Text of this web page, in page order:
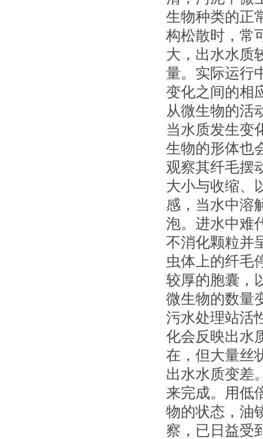
生物种类的正
构松散时，常
大，出水水质
量。实际运行
变化之间的相
从微生物的活
当水质发生变
生物的形体也
观察其纤毛摆
大小与收缩、
感，当水中溶
泡。进水中难
不消化颗粒并
虫体上的纤毛
较厚的胞囊，
微生物的数量
污水处理站活
化会反映出水
在，但大量丝
出水水质变差
来完成。用低
物的状态，油
察，已日益受